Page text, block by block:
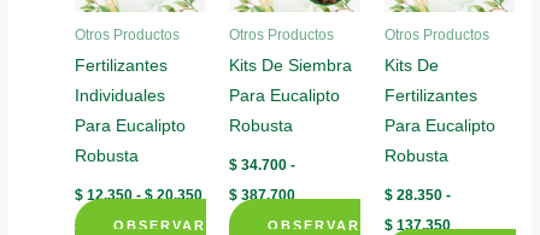
Otros Productos
Fertilizantes
Individuales
Para Eucalipto
Robusta
$ 12.350 - $20.350 Rango
precios:
OBSERVAR
Otros Productos
Kits De Siembra
Para Eucalipto
Robusta
$ 34.700 -
$ 387.700
precios:
OBSERVAR
Otros Productos
Kits De
Fertilizantes
Para Eucalipto
Robusta
$28.350 -
$137.350Rango